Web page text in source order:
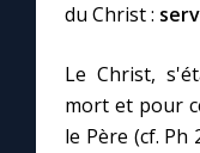
Une neuvaine
du Christ :
Le Christ,
mort et pour
le Père (cf.